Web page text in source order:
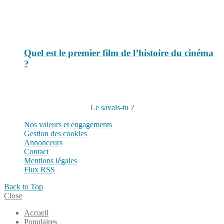
Quel est le premier film de l’histoire du cinéma
?
Le savais-tu ?
Nos valeurs et engagements
Gestion des cookies
Annonceurs
Contact
Mentions légales
Flux RSS
Back to Top
Close
Accueil
Populaires